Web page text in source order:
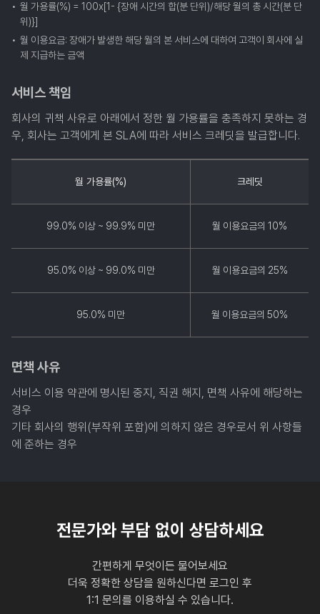
월 가용률(%) = 100ⅹ[1- {장애 시간의 합(분 단위)/해당 월의 총 시간(분 단
위)}]
월 이용요금: 장애가 발생한 해당 월의 본 서비스에 대하여 고객이 회사에 실
제 지급하는 금액
서비스 책임
회사의 귀책 사유로 아래에서 정한 월 가용률을 충족하지 못하는 경
우, 회사는 고객에게 본 SLA에 따라 서비스 크레딧을 발급합니다.
월 가용률(%) 크레딧
99.0% 이상 ~ 99.9% 미만 월 이용요금의 10%
95.0% 이상 ~ 99.0% 미만 월 이용요금의 25%
95.0% 미만 월 이용요금의 50%
면책 사유
서비스 이용 약관에 명시된 중지, 직권 해지, 면책 사유에 해당하는
경우
기타 회사의 행위(부작위 포함)에 의하지 않은 경우로서 위 사항들
에 준하는 경우
전문가와 부담 없이 상담하세요
간편하게 무엇이든 물어보세요
더욱 정확한 상담을 원하신다면 로그인 후
1:1 문의를 이용하실 수 있습니다.